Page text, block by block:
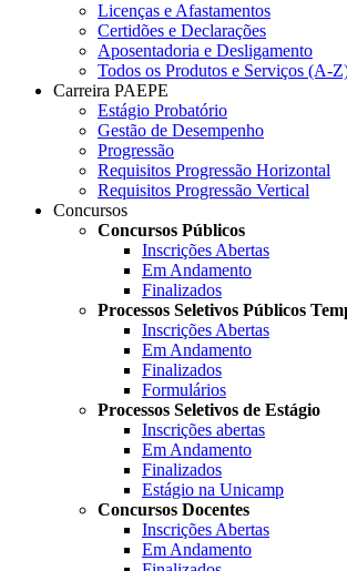
Licenças e Afastamentos
Certidões e Declarações
Aposentadoria e Desligamento
Todos os Produtos e Serviços (A-
Carreira PAEPE
Estágio Probatório
Gestão de Desempenho
Progressão
Requisitos Progressão Horizontal
Requisitos Progressão Vertical
Concursos
Concursos Públicos
Inscrições Abertas
Em Andamento
Finalizados
Processos Seletivos Públicos
Inscrições Abertas
Em Andamento
Finalizados
Formulários
Processos Seletivos de Estágio
Inscrições abertas
Em Andamento
Finalizados
Estágio na Unicamp
Concursos Docentes
Inscrições Abertas
Em Andamento